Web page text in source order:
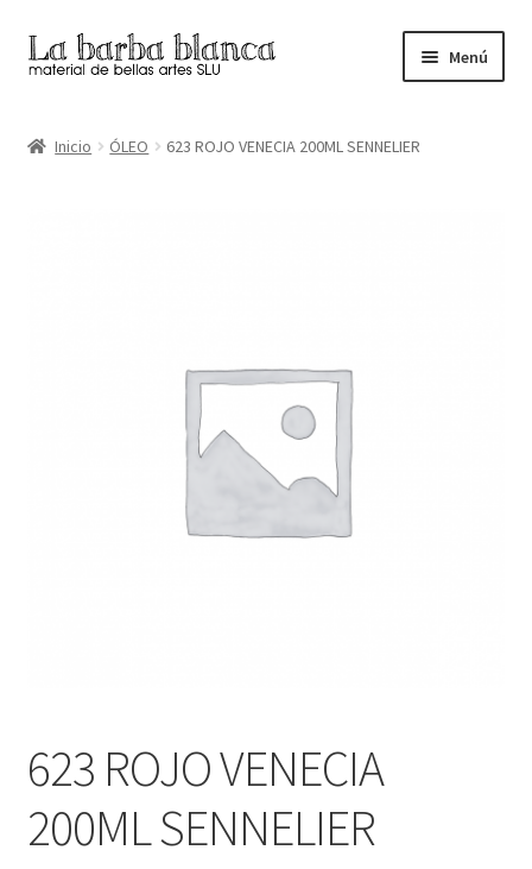
Ir
a
navegación
Ir
al
Menú
Inicio ÓLEO 623 ROJO VENECIA 200ML SENNELIER
623 ROJO VENECIA
200ML SENNELIER